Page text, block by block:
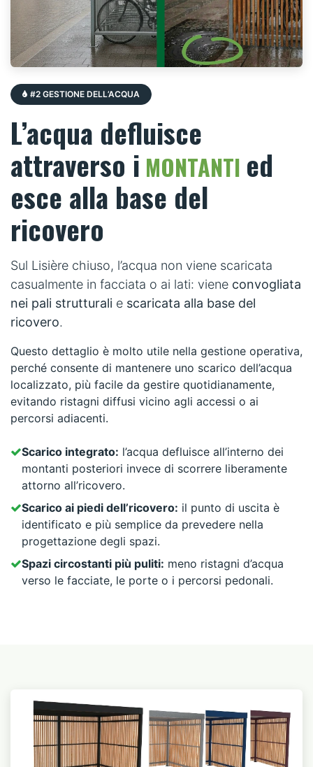
#2 GESTIONE DELL’ACQUA
L’acqua defluisce
attraverso i MONTANTI ed
esce alla base del
ricovero
Sul Lisière chiuso, l’acqua non viene scaricata
casualmente in facciata o ai lati: viene convogliata
nei pali strutturali e scaricata alla base del
ricovero.
Questo dettaglio è molto utile nella gestione operativa,
perché consente di mantenere uno scarico dell’acqua
localizzato, più facile da gestire quotidianamente,
evitando ristagni diffusi vicino agli accessi o ai
percorsi adiacenti.
Scarico integrato: l’acqua defluisce all’interno dei
montanti posteriori invece di scorrere liberamente
attorno all’ricovero.
Scarico ai piedi dell’ricovero: il punto di uscita è
identificato e più semplice da prevedere nella
progettazione degli spazi.
Spazi circostanti più puliti: meno ristagni d’acqua
verso le facciate, le porte o i percorsi pedonali.